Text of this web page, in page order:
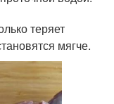
теряет
мягче.